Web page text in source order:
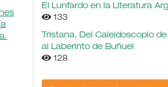
El Lunfardo en la Literatura
133
Tristana, Del Caleidoscopio
al Laberinto de Buñuel
128